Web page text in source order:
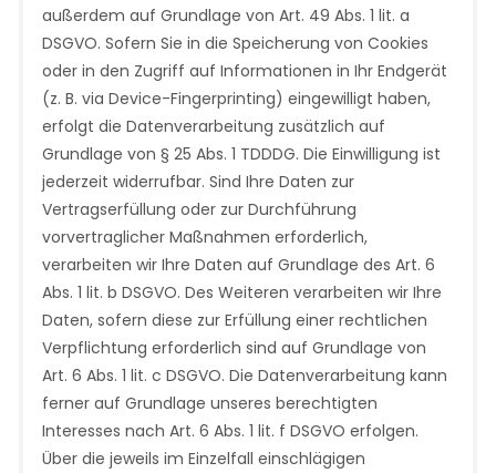
außerdem auf Grundlage von Art. 49 Abs. 1 lit. a
DSGVO. Sofern Sie in die Speicherung von Cookies
oder in den Zugriff auf Informationen in Ihr Endgerät
(z. B. via Device-Fingerprinting) eingewilligt haben,
erfolgt die Datenverarbeitung zusätzlich auf
Grundlage von § 25 Abs. 1 TDDDG. Die Einwilligung ist
jederzeit widerrufbar. Sind Ihre Daten zur
Vertragserfüllung oder zur Durchführung
vorvertraglicher Maßnahmen erforderlich,
verarbeiten wir Ihre Daten auf Grundlage des Art. 6
Abs. 1 lit. b DSGVO. Des Weiteren verarbeiten wir Ihre
Daten, sofern diese zur Erfüllung einer rechtlichen
Verpflichtung erforderlich sind auf Grundlage von
Art. 6 Abs. 1 lit. c DSGVO. Die Datenverarbeitung kann
ferner auf Grundlage unseres berechtigten
Interesses nach Art. 6 Abs. 1 lit. f DSGVO erfolgen.
Über die jeweils im Einzelfall einschlägigen